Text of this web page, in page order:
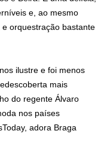
e, ao mesmo
orquestração bastante
ilustre e foi menos
mais
do regente Álvaro
nos países
adora Braga